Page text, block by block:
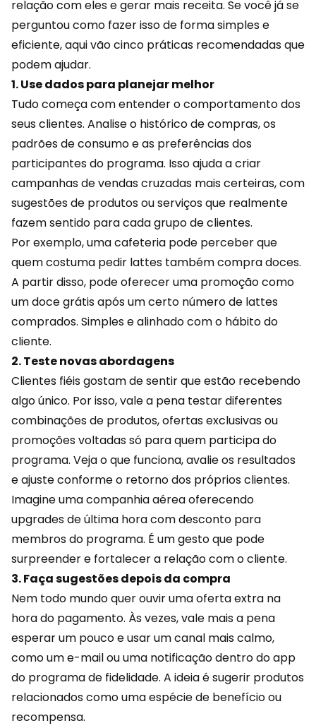
relação com eles e gerar mais receita. Se você já se
perguntou como fazer isso de forma simples e
eficiente, aqui vão cinco práticas recomendadas que
podem ajudar.
1. Use dados para planejar melhor
Tudo começa com entender o comportamento dos
seus clientes. Analise o histórico de compras, os
padrões de consumo e as preferências dos
participantes do programa. Isso ajuda a criar
campanhas de vendas cruzadas mais certeiras, com
sugestões de produtos ou serviços que realmente
fazem sentido para cada grupo de clientes.
Por exemplo, umacafeteria pode perceber que
quem costuma pedir lattes também compra doces.
A partir disso, pode oferecer uma promoção como
um doce grátis após um certo número de lattes
comprados. Simples e alinhado com o hábito do
cliente.
2. Teste novas abordagens
Clientes fiéis gostam de sentir que estão recebendo
algo único. Por isso, vale a pena testar diferentes
combinações de produtos, ofertas exclusivas ou
promoções voltadas só para quem participa do
programa. Veja o que funciona, avalie os resultados
e ajuste conforme o retorno dos próprios clientes.
Imagine uma companhia aérea oferecendo
upgrades de última hora com desconto para
membros do programa. É um gesto que pode
surpreender e fortalecer a relação com o cliente.
3. Faça sugestões depois da compra
Nem todo mundo quer ouvir uma oferta extra na
hora do pagamento. Às vezes, vale mais a pena
esperar um pouco e usar um canal mais calmo,
como um e-mail ou uma notificação dentro do app
do programa de fidelidade. A ideia é sugerir produtos
relacionados como uma espécie de benefício ou
recompensa.